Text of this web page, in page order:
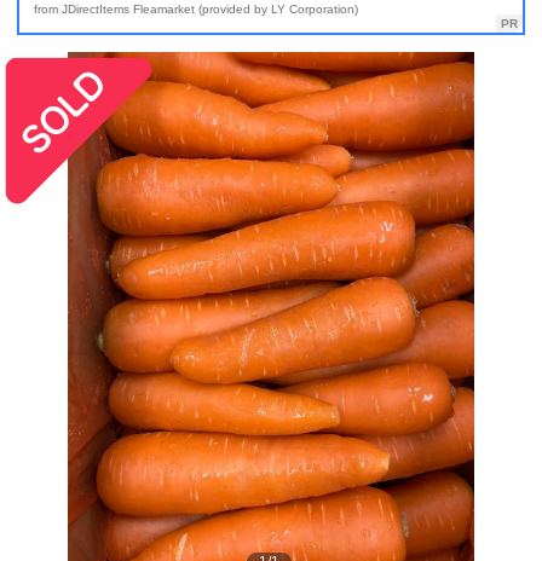
from JDirectItems Fleamarket (provided by LY Corporation)